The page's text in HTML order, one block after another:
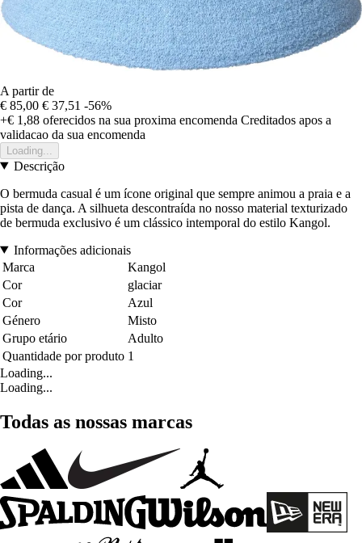
A partir de
€ 85,00 € 37,51 -56%
+€ 1,88 oferecidos na sua proxima encomenda Creditados apos a
validacao da sua encomenda
Loading...
Descrição
O bermuda casual é um ícone original que sempre animou a praia e a
pista de dança. A silhueta descontraída no nosso material texturizado
de bermuda exclusivo é um clássico intemporal do estilo Kangol.
Informações adicionais
Marca
Kangol
Cor
glaciar
Cor
Azul
Género
Misto
Grupo etário
Adulto
Quantidade por produto 1
Loading...
Loading...
Todas as nossas marcas